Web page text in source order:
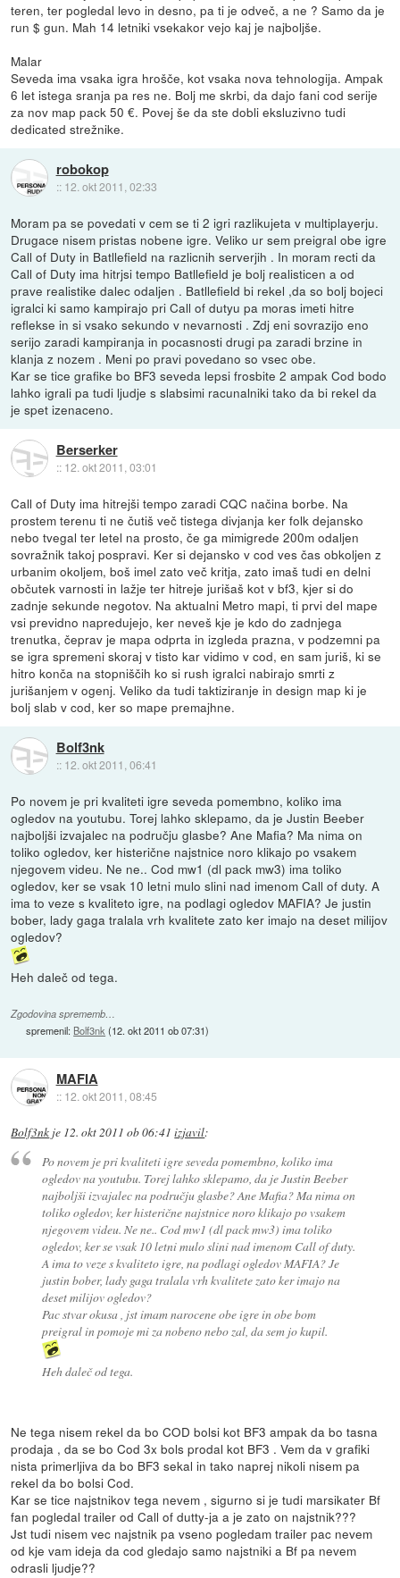
teren, ter pogledal levo in desno, pa ti je odveč, a ne ? Samo da je
run $ gun. Mah 14 letniki vsekakor vejo kaj je najboljše.
Malar
Seveda ima vsaka igra hrošče, kot vsaka nova tehnologija. Ampak
6 let istega sranja pa res ne. Bolj me skrbi, da dajo fani cod serije
za nov map pack 50 €. Povej še da ste dobli eksluzivno tudi
dedicated strežnike.
robokop
:: 12. okt 2011, 02:33
Moram pa se povedati v cem se ti 2 igri razlikujeta v multiplayerju.
Drugace nisem pristas nobene igre. Veliko ur sem preigral obe igre
Call of Duty in Batllefield na razlicnih serverjih . In moram recti da
Call of Duty ima hitrjsi tempo Batllefield je bolj realisticen a od
prave realistike dalec odaljen . Batllefield bi rekel ,da so bolj bojeci
igralci ki samo kampirajo pri Call of dutyu pa moras imeti hitre
reflekse in si vsako sekundo v nevarnosti . Zdj eni sovrazijo eno
serijo zaradi kampiranja in pocasnosti drugi pa zaradi brzine in
klanja z nozem . Meni po pravi povedano so vsec obe.
Kar se tice grafike bo BF3 seveda lepsi frosbite 2 ampak Cod bodo
lahko igrali pa tudi ljudje s slabsimi racunalniki tako da bi rekel da
je spet izenaceno.
Berserker
:: 12. okt 2011, 03:01
Call of Duty ima hitrejši tempo zaradi CQC načina borbe. Na
prostem terenu ti ne čutiš več tistega divjanja ker folk dejansko
nebo tvegal ter letel na prosto, če ga mimigrede 200m odaljen
sovražnik takoj pospravi. Ker si dejansko v cod ves čas obkoljen z
urbanim okoljem, boš imel zato več kritja, zato imaš tudi en delni
občutek varnosti in lažje ter hitreje jurišaš kot v bf3, kjer si do
zadnje sekunde negotov. Na aktualni Metro mapi, ti prvi del mape
vsi previdno napredujejo, ker neveš kje je kdo do zadnjega
trenutka, čeprav je mapa odprta in izgleda prazna, v podzemni pa
se igra spremeni skoraj v tisto kar vidimo v cod, en sam juriš, ki se
hitro konča na stopniščih ko si rush igralci nabirajo smrti z
jurišanjem v ogenj. Veliko da tudi taktiziranje in design map ki je
bolj slab v cod, ker so mape premajhne.
Bolf3nk
:: 12. okt 2011, 06:41
Po novem je pri kvaliteti igre seveda pomembno, koliko ima
ogledov na youtubu. Torej lahko sklepamo, da je Justin Beeber
najboljši izvajalec na području glasbe? Ane Mafia? Ma nima on
toliko ogledov, ker histerične najstnice noro klikajo po vsakem
njegovem videu. Ne ne.. Cod mw1 (dl pack mw3) ima toliko
ogledov, ker se vsak 10 letni mulo slini nad imenom Call of duty. A
ima to veze s kvaliteto igre, na podlagi ogledov MAFIA? Je justin
bober, lady gaga tralala vrh kvalitete zato ker imajo na deset milijov
ogledov?
Heh daleč od tega.
Zgodovina sprememb…
spremenil: Bolf3nk (12. okt 2011 ob 07:31)
MAFIA
:: 12. okt 2011, 08:45
Bolf3nk je 12. okt 2011 ob 06:41 izjavil:
Po novem je pri kvaliteti igre seveda pomembno, koliko ima
ogledov na youtubu. Torej lahko sklepamo, da je Justin Beeber
najboljši izvajalec na području glasbe? Ane Mafia? Ma nima on
toliko ogledov, ker histerične najstnice noro klikajo po vsakem
njegovem videu. Ne ne.. Cod mw1 (dl pack mw3) ima toliko
ogledov, ker se vsak 10 letni mulo slini nad imenom Call of duty.
A ima to veze s kvaliteto igre, na podlagi ogledov MAFIA? Je
justin bober, lady gaga tralala vrh kvalitete zato ker imajo na
deset milijov ogledov?
Pac stvar okusa , jst imam narocene obe igre in obe bom
preigral in pomoje mi za nobeno nebo zal, da sem jo kupil.
Heh daleč od tega.
Ne tega nisem rekel da bo COD bolsi kot BF3 ampak da bo tasna
prodaja , da se bo Cod 3x bols prodal kot BF3 . Vem da v grafiki
nista primerljiva da bo BF3 sekal in tako naprej nikoli nisem pa
rekel da bo bolsi Cod.
Kar se tice najstnikov tega nevem , sigurno si je tudi marsikater Bf
fan pogledal trailer od Call of dutty-ja a je zato on najstnik???
Jst tudi nisem vec najstnik pa vseno pogledam trailer pac nevem
od kje vam ideja da cod gledajo samo najstniki a Bf pa nevem
odrasli ljudje??